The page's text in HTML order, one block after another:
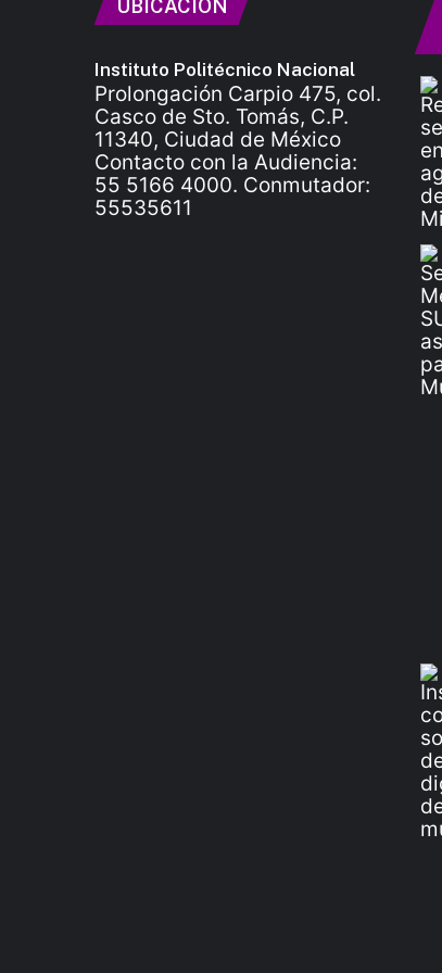
UBICACIÓN
Instituto Politécnico Nacional
Prolongación Carpio 475, col.
Casco de Sto. Tomás, C.P.
11340, Ciudad de México
Contacto con la Audiencia:
55 5166 4000. Conmutador:
55535611